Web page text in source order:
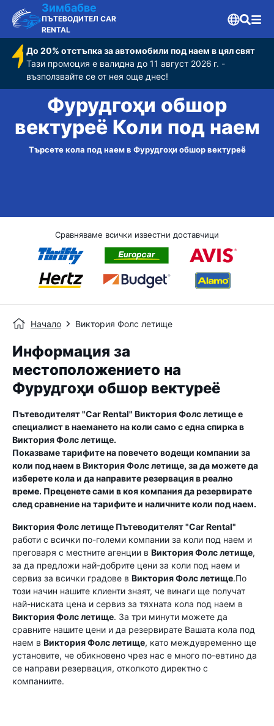
Зимбабве
ПЪТЕВОДИТЕЛ CAR
RENTAL
До 20% отстъпка за автомобили под наем в цял свят
Тази промоция е валидна до 11 август 2026 г. -
възползвайте се от нея още днес!
Фурудгоҳи обшор
вектуреё Коли под наем
Търсете кола под наем в Фурудгоҳи обшор вектуреё
Сравняваме всички известни доставчици
Начало Виктория Фолс летище
Информация за
местоположението на
Фурудгоҳи обшор вектуреё
Пътеводителят "Car Rental" Виктория Фолс летищее
специалист в наемането на коли само с една спирка в
Виктория Фолс летище.
Показваме тарифите на повечето водещи компании за
коли под наем вВиктория Фолс летище, за да можете да
изберете кола и да направите резервация в реално
време. Преценете сами в коя компания да резервирате
след сравнение на тарифите и наличните коли под наем.
Виктория Фолс летище Пътеводителят "Car Rental"
работи с всички по-големи компании за коли под наем и
преговаря с местните агенции в Виктория Фолс летище,
за да предложи най-добрите цени за коли под наем и
сервиз за всички градове в Виктория Фолс летище.По
този начин нашите клиенти знаят, че винаги ще получат
най-ниската цена и сервиз за тяхната кола под наем в
Виктория Фолс летище. За три минути можете да
сравните нашите цени и да резервирате Вашата кола под
наем в Виктория Фолс летище, като междувременно ще
установите, че обикновено чрез нас е много по-евтино да
се направи резервация, отколкото директно с
компаниите.